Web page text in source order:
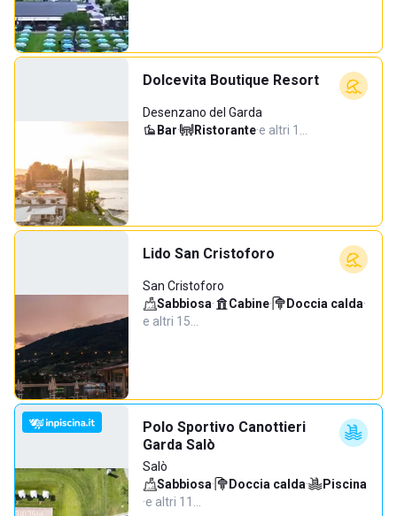
Dolcevita Boutique Resort
Desenzano del Garda
Bar· Ristorante·e altri 1…
Lido San Cristoforo
San Cristoforo
Sabbiosa· Cabine· Doccia calda·
e altri 15…
Polo Sportivo Canottieri
Garda Salò
Salò
Sabbiosa· Doccia calda·
Piscina
·e altri 11…